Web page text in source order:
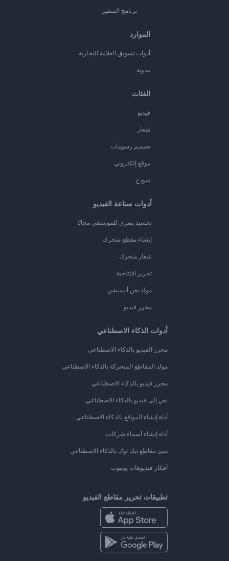
برنامج السفير
الموارد
أدوات تسويق العلامة التجارية
مدونة
الفئات
فيديو
شعار
تصميم رسومات
موقع إلكتروني
نموذج
أدوات صناعة الفيديو
تجسيد بصري للموسيقى مجانًا
إنشاء مقطع متحرك
شعار متحرك
تحرير افتتاحية
مولد نص أنيميشن
محرر فيديو
أدوات الذكاء الاصطناعي
محرر الفيديو بالذكاء الاصطناعي
مولد المقاطع المتحركة بالذكاء الاصطناعي
محرر فيديو بالذكاء الاصطناعي
نص إلى فيديو بالذكاء الاصطناعي
أداة إنشاء المواقع بالذكاء الاصطناعي
أداة إنشاء أسماء شركات
منئ مقاطع تيك توك بالذكاء الاصطناعي
أفكار فيديوهات يوتيوب
تطبيقات تحرير مقاطع الفيديو